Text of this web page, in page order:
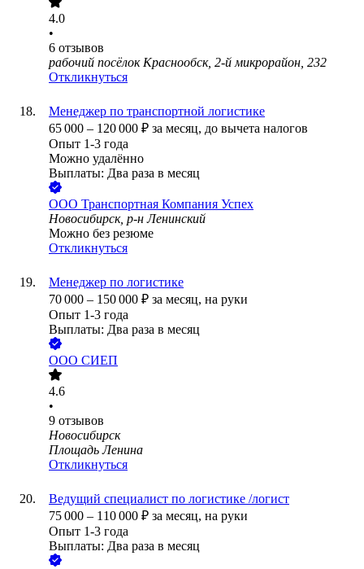
4.0
•
6 отзывов
рабочий посёлок Краснообск, 2-й микрорайон, 232
Откликнуться
Менеджер по транспортной логистике
65 000 – 120 000 ₽ за месяц, до вычета налогов
Опыт 1-3 года
Можно удалённо
Выплаты: Два раза в месяц
ООО Транспортная Компания Успех
Новосибирск, р-н Ленинский
Можно без резюме
Откликнуться
Менеджер по логистике
70 000 – 150 000 ₽ за месяц, на руки
Опыт 1-3 года
Выплаты: Два раза в месяц
ООО СИЕП
4.6
•
9 отзывов
Новосибирск
Площадь Ленина
Откликнуться
Ведущий специалист по логистике /логист
75 000 – 110 000 ₽ за месяц, на руки
Опыт 1-3 года
Выплаты: Два раза в месяц